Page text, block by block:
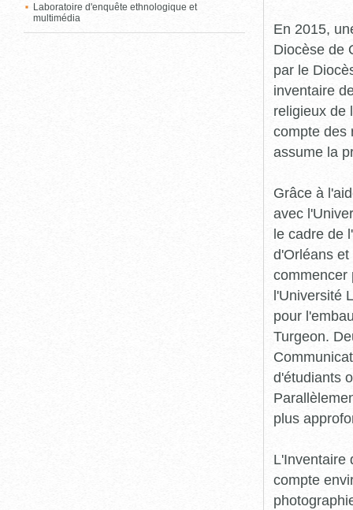
Laboratoire d'enquête ethnologique et
multimédia
En 2015,
Diocèse de
par le
inventaire
religieux de
compte des
assume la
Grâce à
avec
le cadre de
d'Orléans
commencer
l'Université
pour
Turgeon.
d'étudiants
plus
L'Inventaire
compte